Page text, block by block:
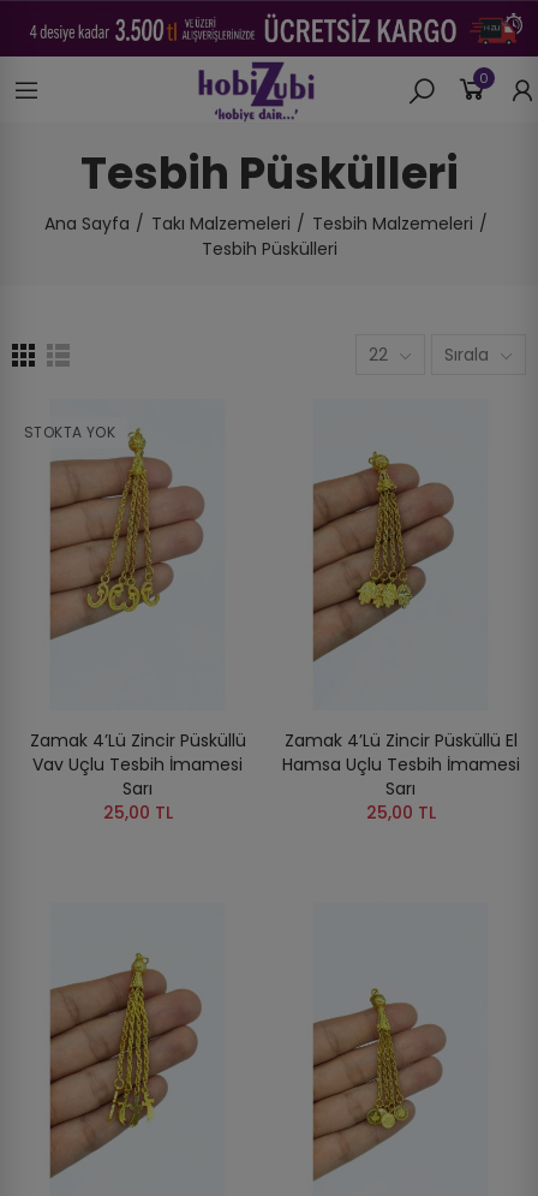
0
Tesbih Püskülleri
Ana Sayfa Takı Malzemeleri
Tesbih Malzemeleri
Tesbih Püskülleri
22 Sırala
STOKTA YOK
Zamak 4’lü Zincir Püsküllü
Vav Uçlu Tesbih İmamesi
Sarı
25,00 TL
Zamak 4’lü Zincir Püsküllü El
Hamsa Uçlu Tesbih İmamesi
Sarı
25,00 TL